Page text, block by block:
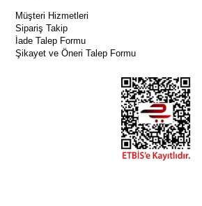
Müşteri Hizmetleri
Sipariş Takip
İade Talep Formu
Şikayet ve Öneri Talep Formu